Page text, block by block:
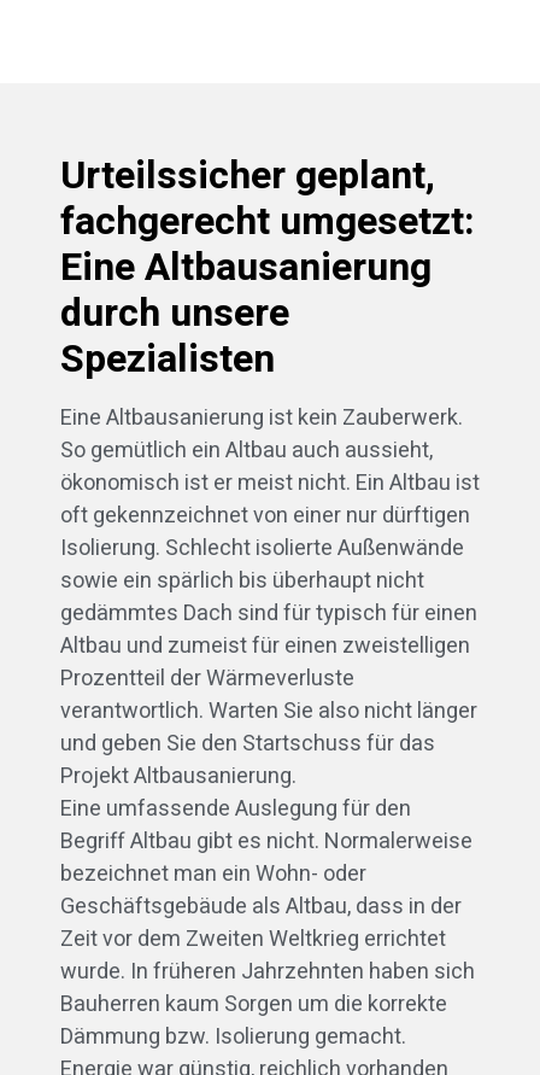
Urteilssicher geplant,
fachgerecht umgesetzt:
Eine Altbausanierung
durch unsere
Spezialisten
Eine Altbausanierung ist kein Zauberwerk.
So gemütlich ein Altbau auch aussieht,
ökonomisch ist er meist nicht. Ein Altbau ist
oft gekennzeichnet von einer nur dürftigen
Isolierung. Schlecht isolierte Außenwände
sowie ein spärlich bis überhaupt nicht
gedämmtes Dach sind für typisch für einen
Altbau und zumeist für einen zweistelligen
Prozentteil der Wärmeverluste
verantwortlich. Warten Sie also nicht länger
und geben Sie den Startschuss für das
Projekt Altbausanierung.
Eine umfassende Auslegung für den
Begriff Altbau gibt es nicht. Normalerweise
bezeichnet man ein Wohn- oder
Geschäftsgebäude als Altbau, dass in der
Zeit vor dem Zweiten Weltkrieg errichtet
wurde. In früheren Jahrzehnten haben sich
Bauherren kaum Sorgen um die korrekte
Dämmung bzw. Isolierung gemacht.